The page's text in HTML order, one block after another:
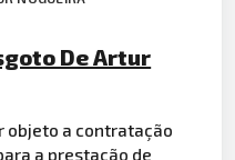
De Artur
objeto a contratação
a prestação de